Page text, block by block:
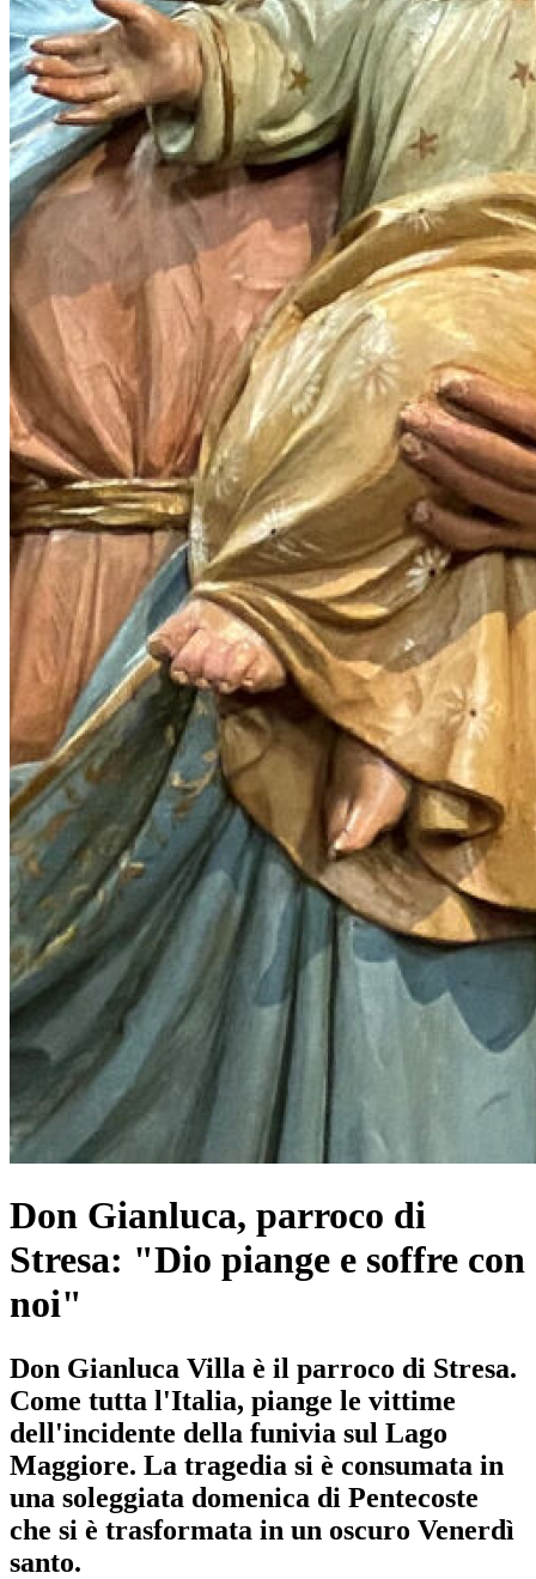
Don Gianluca, parroco di
Stresa: "Dio piange e soffre con
noi"
Don Gianluca Villa è il parroco di Stresa.
Come tutta l'Italia, piange le vittime
dell'incidente della funivia sul Lago
Maggiore. La tragedia si è consumata in
una soleggiata domenica di Pentecoste
che si è trasformata in un oscuro Venerdì
santo.